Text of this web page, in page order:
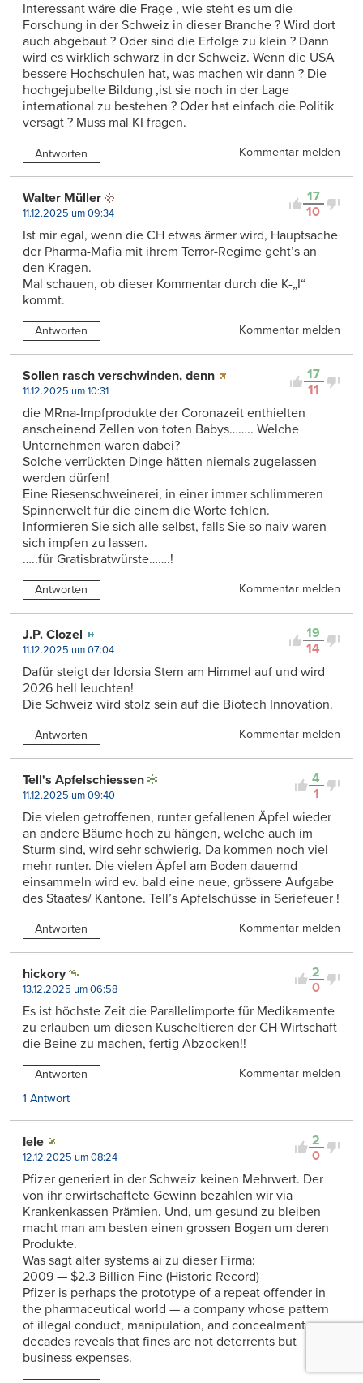
Interessant wäre die Frage , wie steht es um die
Forschung in der Schweiz in dieser Branche ? Wird dort
auch abgebaut ? Oder sind die Erfolge zu klein ? Dann
wird es wirklich schwarz in der Schweiz. Wenn die USA
bessere Hochschulen hat, was machen wir dann ? Die
hochgejubelte Bildung ,ist sie noch in der Lage
international zu bestehen ? Oder hat einfach die Politik
versagt ? Muss mal KI fragen.
Antworten Kommentar melden
17
10
Walter Müller
11.12.2025 um 09:34
Ist mir egal, wenn die CH etwas ärmer wird, Hauptsache
der Pharma-Mafia mit ihrem Terror-Regime geht’s an
den Kragen.
Mal schauen, ob dieser Kommentar durch die K-„I“
kommt.
Antworten Kommentar melden
17
11
Sollen rasch verschwinden, denn
11.12.2025 um 10:31
die MRna-Impfprodukte der Coronazeit enthielten
anscheinend Zellen von toten Babys…….. Welche
Unternehmen waren dabei?
Solche verrückten Dinge hätten niemals zugelassen
werden dürfen!
Eine Riesenschweinerei, in einer immer schlimmeren
Spinnerwelt für die einem die Worte fehlen.
Informieren Sie sich alle selbst, falls Sie so naiv waren
sich impfen zu lassen.
…..für Gratisbratwürste…….!
Antworten Kommentar melden
19
14
J.P. Clozel
11.12.2025 um 07:04
Dafür steigt der Idorsia Stern am Himmel auf und wird
2026 hell leuchten!
Die Schweiz wird stolz sein auf die Biotech Innovation.
Antworten Kommentar melden
4
1
Tell's Apfelschiessen
11.12.2025 um 09:40
Die vielen getroffenen, runter gefallenen Äpfel wieder
an andere Bäume hoch zu hängen, welche auch im
Sturm sind, wird sehr schwierig. Da kommen noch viel
mehr runter. Die vielen Äpfel am Boden dauernd
einsammeln wird ev. bald eine neue, grössere Aufgabe
des Staates/ Kantone. Tell’s Apfelschüsse in Seriefeuer !
Antworten Kommentar melden
2
0
hickory
13.12.2025 um 06:58
Es ist höchste Zeit die Parallelimporte für Medikamente
zu erlauben um diesen Kuscheltieren der CH Wirtschaft
die Beine zu machen, fertig Abzocken!!
Antworten
Kommentar melden
1 Antwort
2
0
Iele
12.12.2025 um 08:24
Pfizer generiert in der Schweiz keinen Mehrwert. Der
von ihr erwirtschaftete Gewinn bezahlen wir via
Krankenkassen Prämien. Und, um gesund zu bleiben
macht man am besten einen grossen Bogen um deren
Produkte.
Was sagt alter systems ai zu dieser Firma:
2009 — $2.3 Billion Fine (Historic Record)
Pfizer is perhaps the prototype of a repeat offender in
the pharmaceutical world — a company whose pattern
of illegal conduct, manipulation, and concealment over
decades reveals that fines are not deterrents but
business expenses.